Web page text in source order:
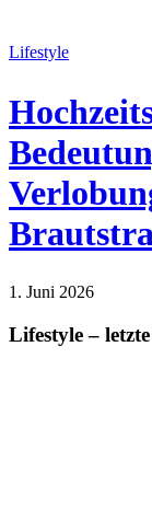
Lifestyle
1. Juni 2026
Lifestyle –